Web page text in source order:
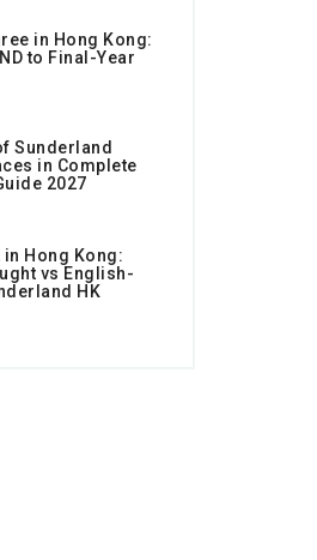
in Hong Kong:
to Final-Year
Sunderland
in Complete
2027
in Hong Kong:
vs English-
HK